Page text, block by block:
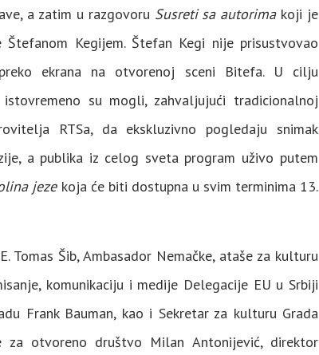
a zatim u razgovoru Susreti sa autorimakoji je
Kegijem. Štefan Kegi nije prisustvovao
ekrana na otvorenoj sceni Bitefa. U cilju
su mogli, zahvaljujući tradicionalnoj
RTSa, da ekskluzivno pogledaju snimak
a publika iz celog sveta program uživo putem
jezekoja će biti dostupna u svim terminima 13.
Šib, Ambasador Nemačke, ataše za kulturu
komunikaciju i medije Delegacije EU u Srbiji
Frank Bauman, kao i Sekretar za kulturu Grada
za otvoreno društvo Milan Antonijević, direktor